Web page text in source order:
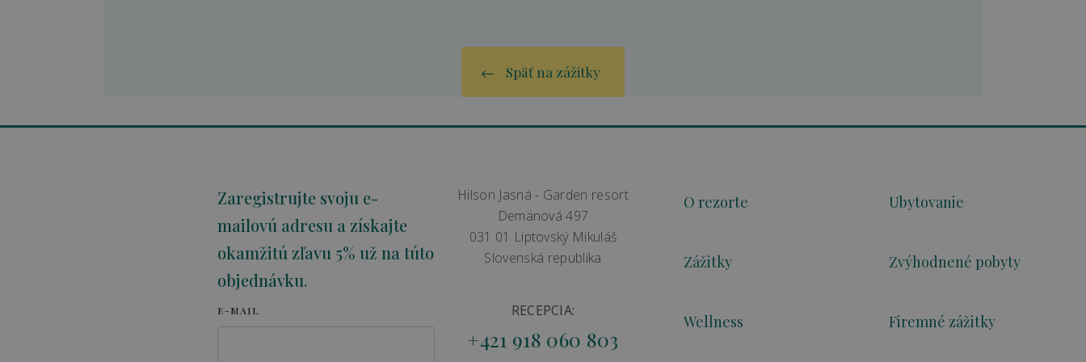
Späť na zážitky
Zaregistrujte svoju e-
mailovú adresu a získajte
okamžitú zľavu 5% už na túto
objednávku.
E-MAIL
Hilson Jasná - Garden resort
Demänová 497
031 01 Liptovský Mikuláš
Slovenská republika
RECEPCIA:
+421 918 060 803
O rezorte Ubytovanie
Zážitky Zvýhodnené pobyty
Wellness Firemné zážitky